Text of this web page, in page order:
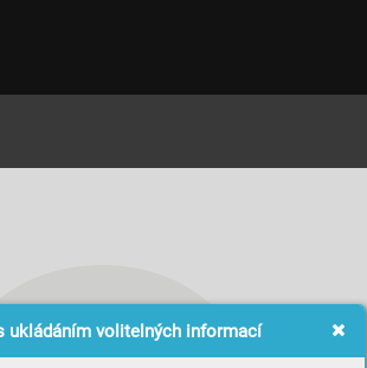
ukládáním volitelných informací